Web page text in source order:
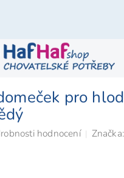
pro
hodnocení